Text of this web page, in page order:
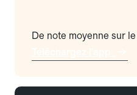
De note moyenne sur